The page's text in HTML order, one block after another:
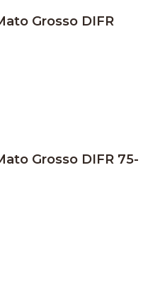
Grosso DIFR
Grosso DIFR 75-